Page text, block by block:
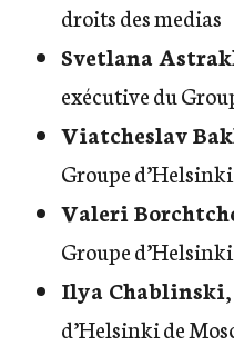
droits des medias
Svetlana
exécutive du
Viatcheslav
Groupe
Valeri
Groupe
Ilya Chablinski
d’Helsinki de